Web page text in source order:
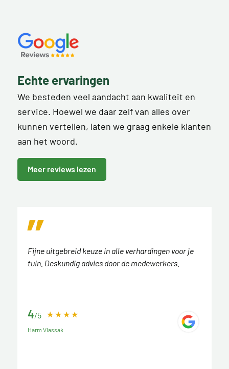
Echte ervaringen
We besteden veel aandacht aan kwaliteit en
service. Hoewel we daar zelf van alles over
kunnen vertellen, laten we graag enkele klanten
aan het woord.
Meer reviews lezen
Fijne uitgebreid keuze in alle verhardingen voor je
tuin. Deskundig advies door de medewerkers.
4/5
Harm Vlassak